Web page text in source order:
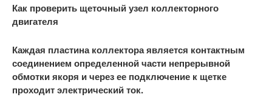
Как проверить щеточный узел коллекторного
двигателя
Каждая пластина коллектора является контактным
соединением определенной части непрерывной
обмотки якоря и через ее подключение к щетке
проходит электрический ток.